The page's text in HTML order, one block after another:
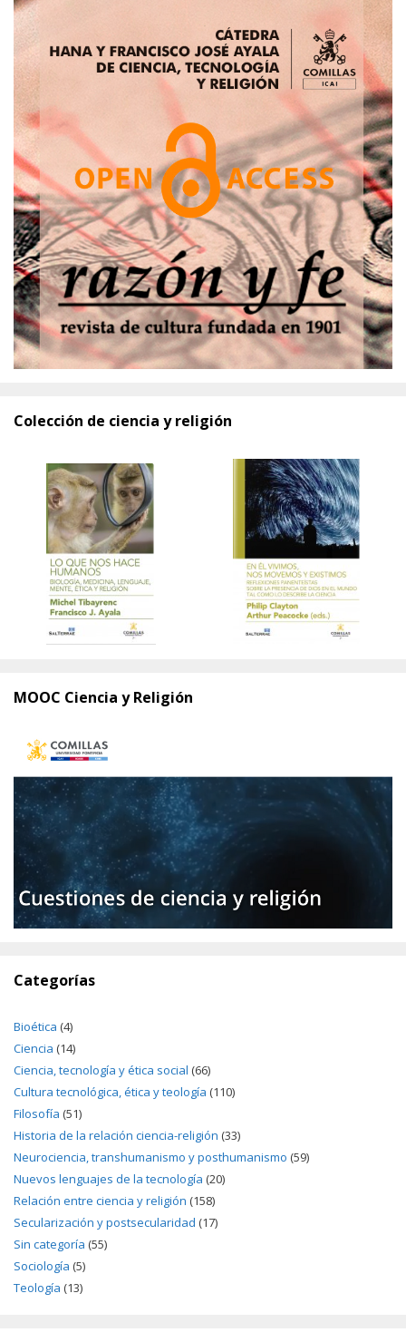
Colección de ciencia y religión
MOOC Ciencia y Religión
Categorías
Bioética (4)
Ciencia (14)
Ciencia, tecnología y ética social (66)
Cultura tecnológica, ética y teología (110)
Filosofía (51)
Historia de la relación ciencia-religión (33)
Neurociencia, transhumanismo y posthumanismo (59)
Nuevos lenguajes de la tecnología (20)
Relación entre ciencia y religión (158)
Secularización y postsecularidad (17)
Sin categoría (55)
Sociología (5)
Teología (13)